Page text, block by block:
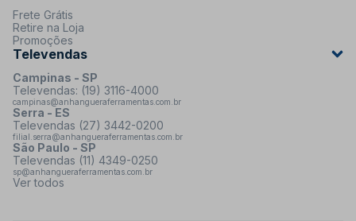
Frete Grátis
Retire na Loja
Promoções
Televendas
Campinas - SP
Televendas: (19) 3116-4000
campinas@anhangueraferramentas.com.br
Serra - ES
Televendas (27) 3442-0200
filial.serra@anhangueraferramentas.com.br
São Paulo - SP
Televendas (11) 4349-0250
sp@anhangueraferramentas.com.br
Ver todos